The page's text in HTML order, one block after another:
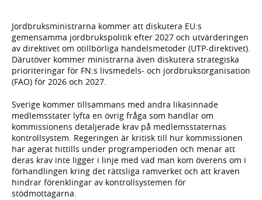
Jordbruksministrarna kommer att diskutera EU:s
gemensamma jordbrukspolitik efter 2027 och utvärderingen
av direktivet om otillbörliga handelsmetoder (UTP-direktivet).
Därutöver kommer ministrarna även diskutera strategiska
prioriteringar för FN:s livsmedels- och jordbruksorganisation
(FAO) för 2026 och 2027.
Sverige kommer tillsammans med andra likasinnade
medlemsstater lyfta en övrig fråga som handlar om
kommissionens detaljerade krav på medlemsstaternas
kontrollsystem. Regeringen är kritisk till hur kommissionen
har agerat hittills under programperioden och menar att
deras krav inte ligger i linje med vad man kom överens om i
förhandlingen kring det rättsliga ramverket och att kraven
hindrar förenklingar av kontrollsystemen för
stödmottagarna.